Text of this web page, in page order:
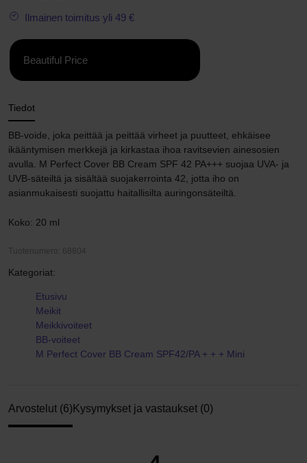
Ilmainen toimitus yli 49 €
Beautiful Price
Tiedot
BB-voide, joka peittää ja peittää virheet ja puutteet, ehkäisee
ikääntymisen merkkejä ja kirkastaa ihoa ravitsevien ainesosien
avulla. M Perfect Cover BB Cream SPF 42 PA+++ suojaa UVA- ja
UVB-säteiltä ja sisältää suojakerrointa 42, jotta iho on
asianmukaisesti suojattu haitallisilta auringonsäteiltä.
Koko: 20 ml
Tuotenumero: 68804
Kategoriat:
Etusivu
Meikit
Meikkivoiteet
BB-voiteet
M Perfect Cover BB Cream SPF42/PA + + + Mini
Arvostelut (6) Kysymykset ja vastaukset (0)